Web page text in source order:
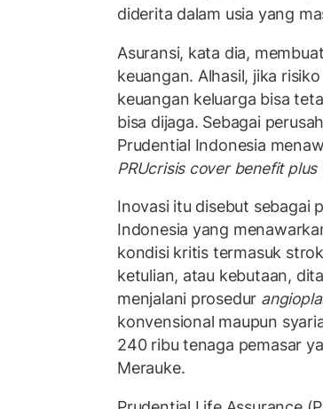
diderita dalam usia yang
Asuransi, kata dia,
keuangan. Alhasil, jika
keuangan keluarga bisa
bisa dijaga. Sebagai
Prudential Indonesia
PRUcrisis cover benefit plus
Inovasi itu disebut sebagai
Indonesia yang
kondisi kritis termasuk
ketulian, atau kebutaan,
menjalani prosedur
konvensional maupun
240 ribu tenaga pemasar
Merauke.